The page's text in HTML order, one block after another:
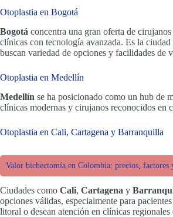
Otoplastia en Bogotá
Bogotá concentra una gran oferta de
clínicas con tecnología avanzada. Es la ciudad
buscan variedad de opciones y facilidades de
Otoplastia en Medellín
Medellín se ha posicionado como un hub de
clínicas modernas y cirujanos reconocidos en
Otoplastia en Cali, Cartagena y Barranquilla
Valor bichectomía en Colombia: precios, factores
Ciudades como Cali, Cartagena y
opciones válidas, especialmente para
litoral o desean atención en clínicas